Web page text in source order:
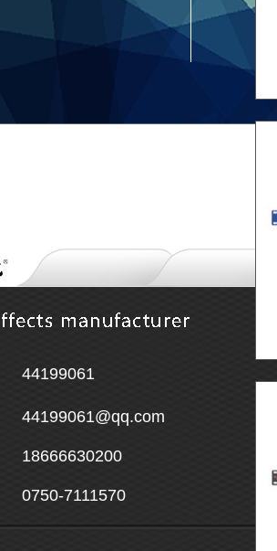
44199061
44199061@qq.com
18666630200
0750-7111570